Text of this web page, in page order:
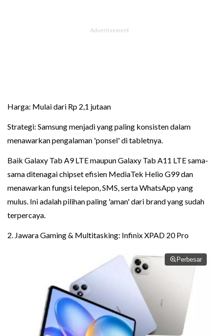
Harga: Mulai dari Rp 2,1 jutaan
Strategi: Samsung menjadi yang paling konsisten dalam
menawarkan pengalaman 'ponsel' di tabletnya.
Baik Galaxy Tab A9 LTE maupun Galaxy Tab A11 LTE sama-
sama ditenagai chipset efisien MediaTek Helio G99 dan
menawarkan fungsi telepon, SMS, serta WhatsApp yang
mulus. Ini adalah pilihan paling 'aman' dari brand yang sudah
terpercaya.
2. Jawara Gaming & Multitasking: Infinix XPAD 20 Pro
Perbesar